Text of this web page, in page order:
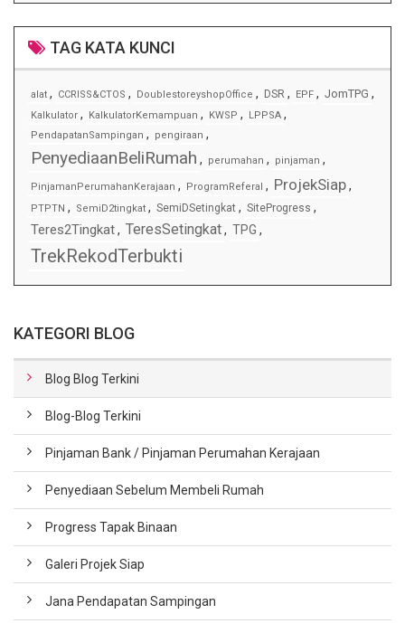
TAG KATA KUNCI
alat , CCRISS&CTOS , DoublestoreyshopOffice , DSR , EPF , JomTPG ,
Kalkulator , KalkulatorKemampuan , KWSP , LPPSA ,
PendapatanSampingan , pengiraan ,
PenyediaanBeliRumah , perumahan , pinjaman ,
PinjamanPerumahanKerajaan , ProgramReferal , ProjekSiap,
PTPTN , SemiD2tingkat , SemiDSetingkat , SiteProgress ,
Teres2Tingkat, TeresSetingkat, TPG ,
TrekRekodTerbukti
KATEGORI BLOG
Blog Blog Terkini
Blog-Blog Terkini
Pinjaman Bank / Pinjaman Perumahan Kerajaan
Penyediaan Sebelum Membeli Rumah
Progress Tapak Binaan
Galeri Projek Siap
Jana Pendapatan Sampingan